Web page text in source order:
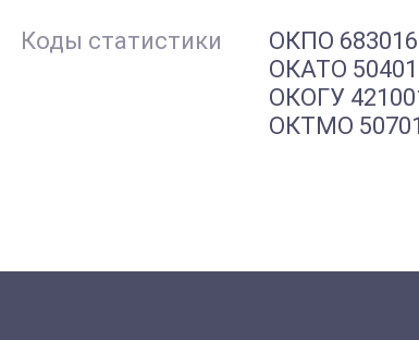
Коды статистики
ОКПО
ОКАТО
ОКОГУ
ОКТМО